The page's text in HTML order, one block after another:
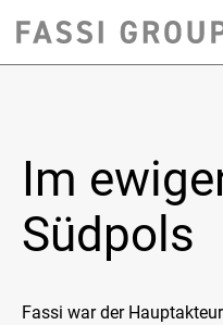
Im
Südpols
Fassi war der